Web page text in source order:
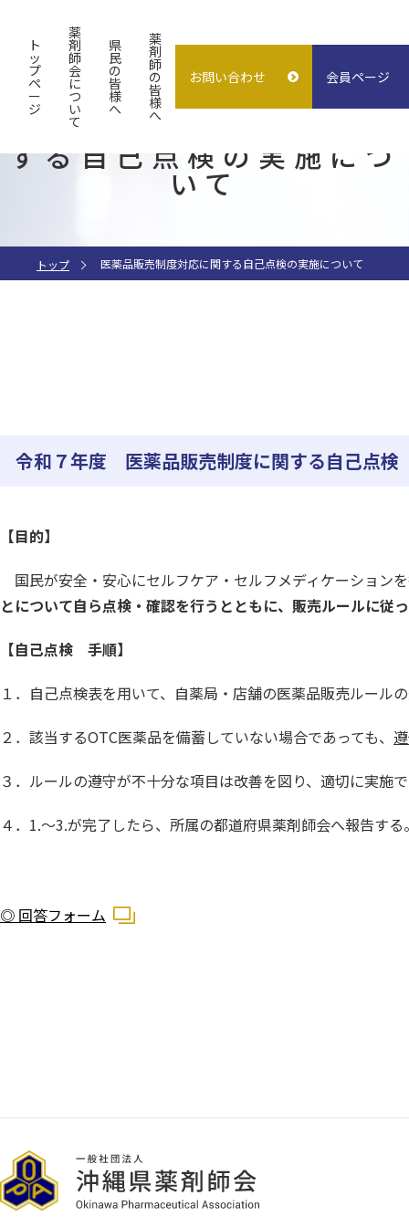
ト
ッ
プ
ペ
ー
ジ
薬
剤
師
会
に
つ
い
て
概要
試験検査センター
施設貸出
県
民
の
皆
様
へ
よくある質問
子どもの誤飲
薬
剤
師
の
皆
様
へ
入会案内
求人情報
（症状〜薬処方等）
お問い合わせ 会員ページ
医薬品販売制度対応に関
する自己点検の実施につ
いて
トップ 医薬品販売制度対応に関する自己点検の実施について
令和７年度 医薬品販売制度に関する自己点検
【目的】
国民が安全・安心にセルフケア・セルフメディケーション
とについて自ら点検・確認を行うとともに、販売ルールに従
【自己点検 手順】
１．自己点検表を用いて、自薬局・店舗の医薬品販売ルール
２．該当するOTC医薬品を備蓄していない場合であっても、
３．ルールの遵守が不十分な項目は改善を図り、適切に実
４．1.～3.が完了したら、所属の都道府県薬剤師会へ報告する
◎ 回答フォーム